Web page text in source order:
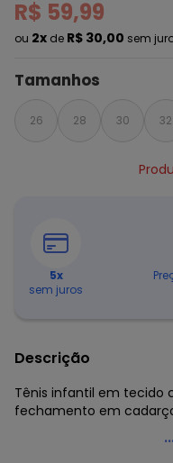
R$ 59,99
ou 2x de R$ 30,00 sem
Tamanhos
26 28 30 32
5x
sem juros
Descrição
Tênis infantil em tecido
fechamento em
Perfecta - Tênis